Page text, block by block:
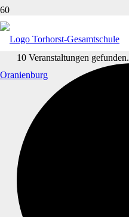
10 Veranstaltungen gefunden.